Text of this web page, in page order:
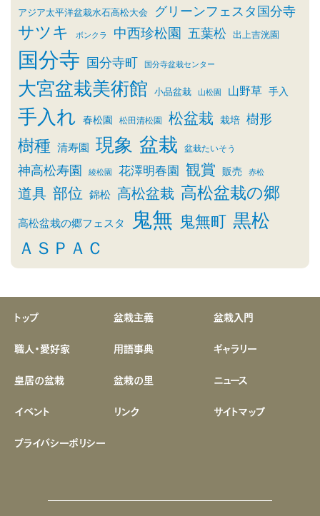
アジア太平洋盆栽水石高松大会 グリーンフェスタ国分寺
サツキ ボンクラ 中西珍松園 五葉松 出上吉洸園
国分寺 国分寺町 国分寺盆栽センター
大宮盆栽美術館 小品盆栽 山松園 山野草 手入
手入れ 春松園 松田清松園 松盆栽 栽培 樹形
樹種 清寿園 現象 盆栽 盆栽たいそう
神高松寿園 綾松園 花澤明春園 観賞 販売 赤松
道具 部位 錦松 高松盆栽 高松盆栽の郷
高松盆栽の郷フェスタ 鬼無 鬼無町 黒松
ＡＳＰＡＣ
トップ 盆栽主義
盆栽入門
職人・愛好家
用語事典
ギャラリー
皇居の盆栽
盆栽の里
ニュース
イベント
リンク
サイトマップ
プライバシーポリシー